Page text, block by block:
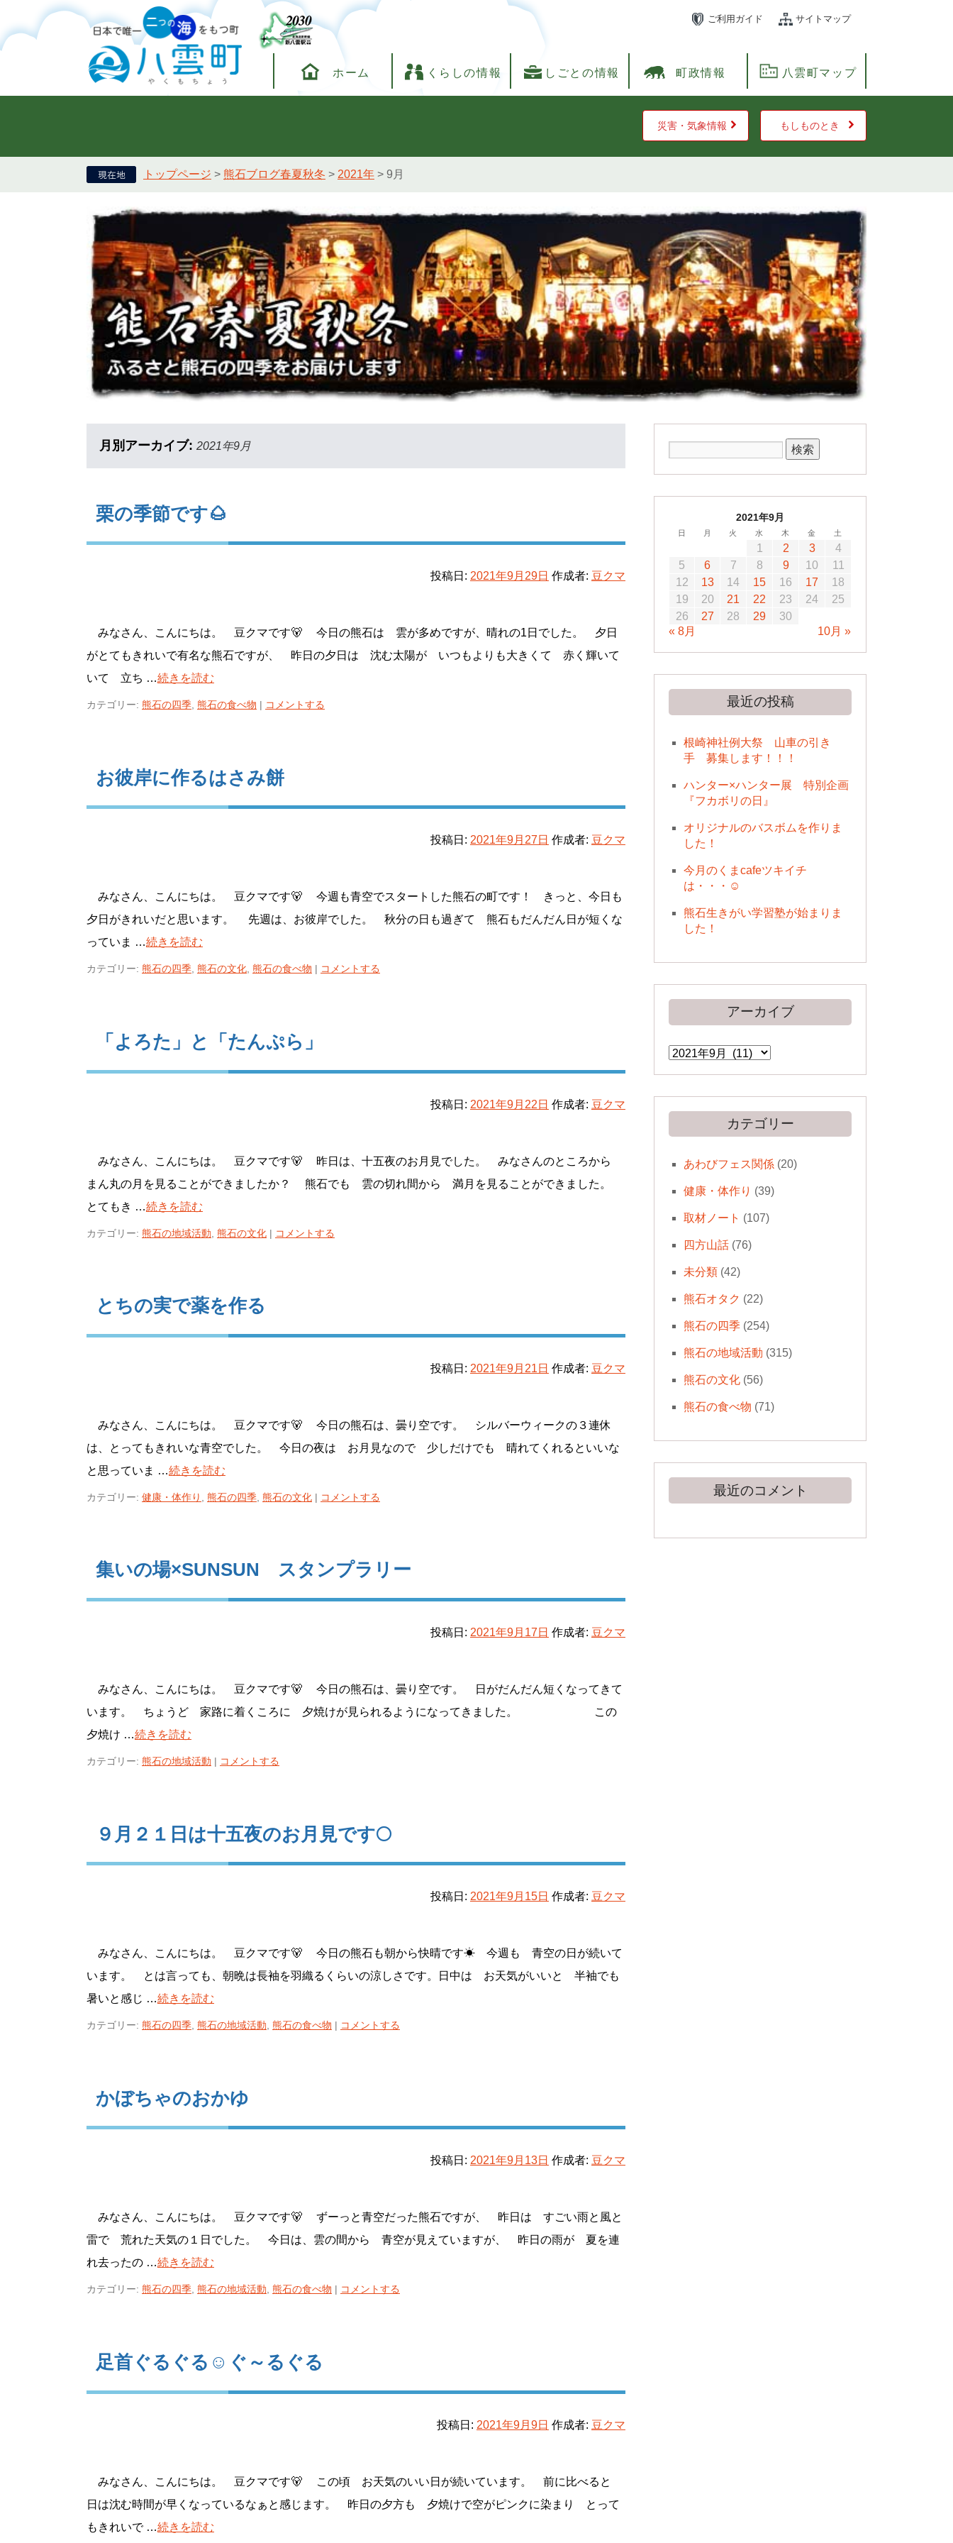
ご利用ガイド サイトマップ
ホーム くらしの情報 しごとの情報 町政情報 八雲町マップ
災害・気象情報 もしものとき
トップページ > 熊石ブログ春夏秋冬 > 2021年 > 9月
月別アーカイブ: 2021年9月
栗の季節です🌰
投稿日: 2021年9月29日 作成者: 豆クマ
みなさん、こんにちは。 豆クマです🐻 今日の熊石は 雲が多めですが、晴れの1日でした。 夕日
がとてもきれいで有名な熊石ですが、 昨日の夕日は 沈む太陽が いつもよりも大きくて 赤く輝いて
いて 立ち …続きを読む
カテゴリー: 熊石の四季 熊石の食べ物 | コメントする
お彼岸に作るはさみ餅
投稿日: 2021年9月27日 作成者: 豆クマ
みなさん、こんにちは。 豆クマです🐻 今週も青空でスタートした熊石の町です！ きっと、今日も
夕日がきれいだと思います。 先週は、お彼岸でした。 秋分の日も過ぎて 熊石もだんだん日が短くな
っていま …続きを読む
カテゴリー: 熊石の四季, 熊石の文化, 熊石の食べ物 | コメントする
「よろた」と「たんぷら」
投稿日: 2021年9月22日 作成者: 豆クマ
みなさん、こんにちは。 豆クマです🐻 昨日は、十五夜のお月見でした。 みなさんのところから
まん丸の月を見ることができましたか？ 熊石でも 雲の切れ間から 満月を見ることができました。
とてもき …続きを読む
カテゴリー: 熊石の地域活動 熊石の文化 | コメントする
とちの実で薬を作る
投稿日: 2021年9月21日 作成者: 豆クマ
みなさん、こんにちは。 豆クマです🐻 今日の熊石は、曇り空です。 シルバーウィークの３連休
は、とってもきれいな青空でした。 今日の夜は お月見なので 少しだけでも 晴れてくれるといいな
と思っていま …続きを読む
カテゴリー: 健康・体作り 熊石の四季 熊石の文化 | コメントする
集いの場×SUNSUN スタンプラリー
投稿日: 2021年9月17日 作成者: 豆クマ
みなさん、こんにちは。 豆クマです🐻 今日の熊石は、曇り空です。 日がだんだん短くなってきて
います。 ちょうど 家路に着くころに 夕焼けが見られるようになってきました。 この
夕焼け …続きを読む
カテゴリー: 熊石の地域活動 | コメントする
９月２１日は十五夜のお月見です🌕
投稿日: 2021年9月15日 作成者: 豆クマ
みなさん、こんにちは。 豆クマです🐻 今日の熊石も朝から快晴です☀ 今週も 青空の日が続いて
います。 とは言っても、朝晩は長袖を羽織るくらいの涼しさです。日中は お天気がいいと 半袖でも
暑いと感じ …続きを読む
カテゴリー: 熊石の四季 熊石の地域活動 熊石の食べ物 | コメントする
かぼちゃのおかゆ
投稿日: 2021年9月13日 作成者: 豆クマ
みなさん、こんにちは。 豆クマです🐻 ずーっと青空だった熊石ですが、 昨日は すごい雨と風と
雷で 荒れた天気の１日でした。 今日は、雲の間から 青空が見えていますが、 昨日の雨が 夏を連
れ去ったの …続きを読む
カテゴリー: 熊石の四季, 熊石の地域活動, 熊石の食べ物 | コメントする
足首ぐるぐる☺ぐ～るぐる
投稿日: 2021年9月9日 作成者: 豆クマ
みなさん、こんにちは。 豆クマです🐻 この頃 お天気のいい日が続いています。 前に比べると
日は沈む時間が早くなっているなぁと感じます。 昨日の夕方も 夕焼けで空がピンクに染まり とって
もきれいで …続きを読む
2021年9月
日 月 火 水 木 金 土
1 2 3
4
5
6 7 8 9 10
11
12
13 14 15 16 17
18
19
20 21 22 23 24
25
26
27 28 29
30
« 8月
10月 »
最近の投稿
根崎神社例大祭 山車の引き
手 募集します！！！
ハンター×ハンター展 特別企画
『フカボリの日』
オリジナルのバスボムを作りま
した！
今月のくまcafeツキイチ
は・・・☺
熊石生きがい学習塾が始まりま
した！
アーカイブ
ア
ー
カ
カテゴリー
あわびフェス関係(20)
健康・体作り (39)
取材ノート (107)
四方山話(76)
未分類(42)
熊石オタク (22)
熊石の四季(254)
熊石の地域活動 (315)
熊石の文化(56)
熊石の食べ物 (71)
最近のコメント